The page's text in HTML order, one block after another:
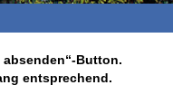
Button.
entsprechend.